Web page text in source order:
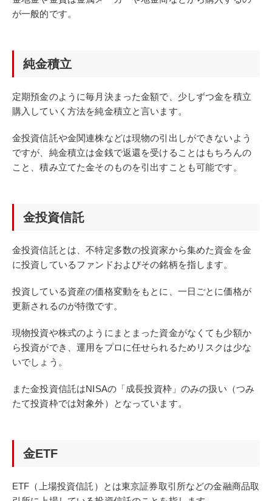
が一般的です。
純金積立
定期預金のように毎月決まった金額で、少しずつ金を積立
購入していく方法を純金積立と言います。
金投資信託や金関連株などは現物の引出しができないよう
ですが、純金積立は金銭で返還を受けることはもちろんの
こと、積み立てた金そのものを引出すことも可能です。
金投資信託
金投資信託とは、不特定多数の投資家から集めた資金を金
に投資しているファンドおよびその銘柄を指します。
投資している資産の価格変動をもとに、一日ごとに価格が
更新されるのが特徴です。
現物投資や株式のようにまとまった資金がなくても少額か
ら投資ができ、運用をプロに任せられるためリスクは少な
いでしょう。
また金投資信託はNISAの「成長投資枠」のみの扱い（つみ
たて投資枠では対象外）となっています。
金ETF
ETF（上場投資信託）とは東京証券取引所などの金融商品取